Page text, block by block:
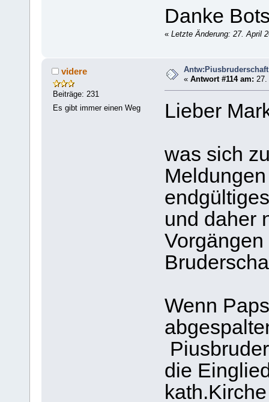
Danke
« Letzte Änderung: 27. April
videre
Beiträge: 231
Es gibt immer einen Weg
«Antwort #114 am:
Lieber
was sich
endgültiges
und daher
Wenn
die